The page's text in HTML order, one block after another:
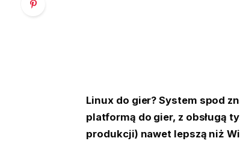
Linux do gier? System spod
platformą do gier, z obsługą
produkcji) nawet lepszą niż